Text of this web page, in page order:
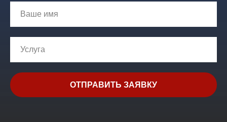
ОТПРАВИТЬ ЗАЯВКУ